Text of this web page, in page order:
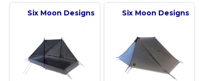
Six Moon Designs Six Moon Designs